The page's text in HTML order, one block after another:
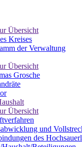
Übersicht
Kreises
der Verwaltung
Übersicht
Grosche
Übersicht
und
des